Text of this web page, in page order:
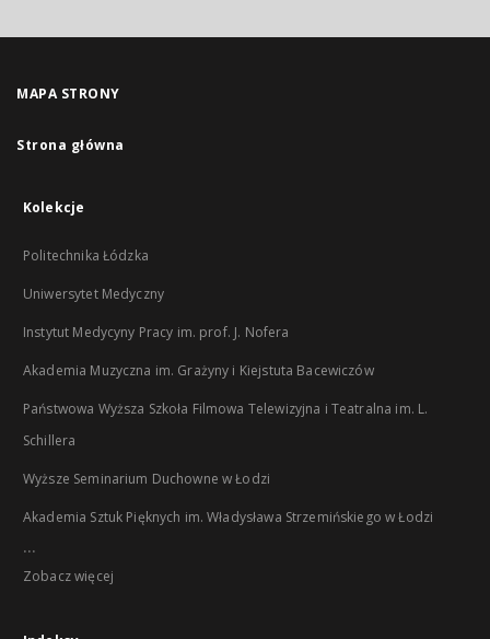
MAPA STRONY
Strona główna
Kolekcje
Politechnika Łódzka
Uniwersytet Medyczny
Instytut Medycyny Pracy im. prof. J. Nofera
Akademia Muzyczna im. Grażyny i Kiejstuta Bacewiczów
Państwowa Wyższa Szkoła Filmowa Telewizyjna i Teatralna im. L.
Schillera
Wyższe Seminarium Duchowne w Łodzi
Akademia Sztuk Pięknych im. Władysława Strzemińskiego w Łodzi
...
Zobacz więcej